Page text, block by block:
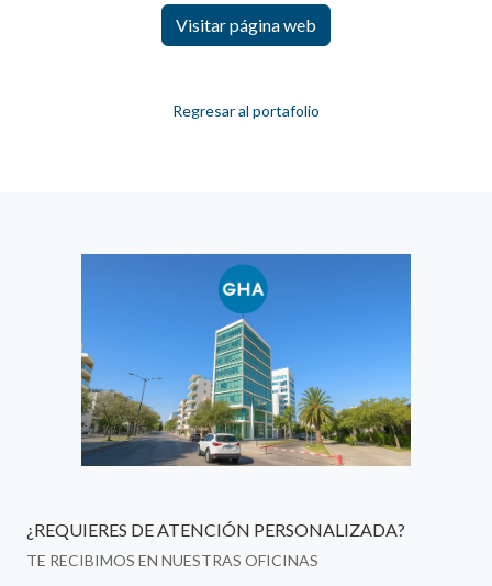
Visitar página web
Regresar al portafolio
¿REQUIERES DE ATENCIÓN PERSONALIZADA?
TE RECIBIMOS EN NUESTRAS OFICINAS